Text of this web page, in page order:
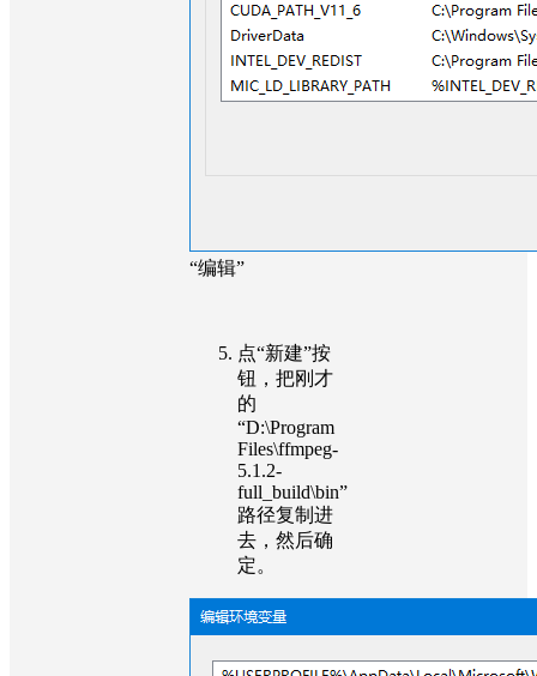
“编辑”
点“新建”按
钮，把刚才
的
“D:\Program
Files\ffmpeg-
5.1.2-
full_build\bin”
路径复制进
去，然后确
定。